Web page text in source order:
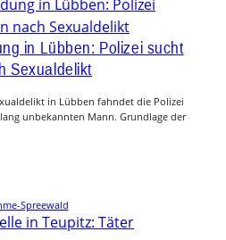
in Lübben: Polizei sucht
Sexualdelikt
in Lübben fahndet die Polizei
unbekannten Mann. Grundlage der
Spreewald